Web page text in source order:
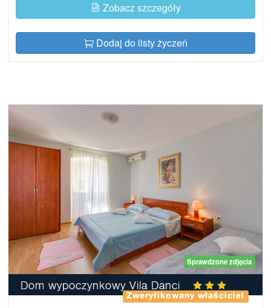
Zobacz szczegóły
Dodaj do listy życzeń
Sprawdzone zdjęcia
Dom wypoczynkowy Vila Danci
Zweryfikowany właściciel